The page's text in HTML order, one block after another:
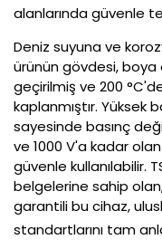
alanlarında güvenle
Deniz suyuna ve
ürünün gövdesi,
geçirilmiş ve 200
kaplanmıştır. Yüksek
sayesinde basınç
ve 1000 V'a kadar
güvenle kullanılabilir.
belgelerine sahip olan,
garantili bu cihaz,
standartlarını tam